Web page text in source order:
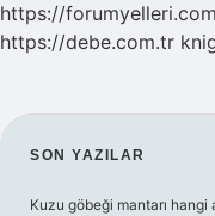
https://forumyelleri.com
https://debe.com.tr
SON YAZILAR
Kuzu göbeği mantarı hangi